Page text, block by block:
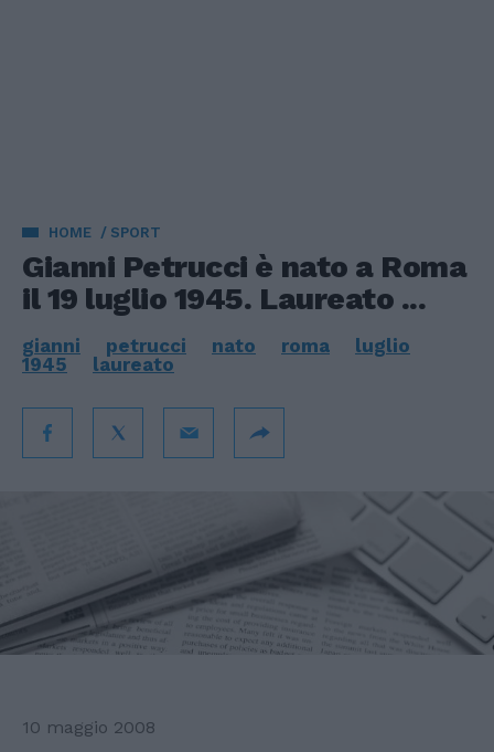
HOME SPORT
Gianni Petrucci è nato a Roma
il 19 luglio 1945. Laureato ...
gianni petrucci nato roma
luglio
1945
laureato
10 maggio 2008